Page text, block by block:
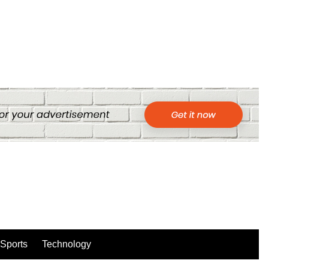
Sports Technology